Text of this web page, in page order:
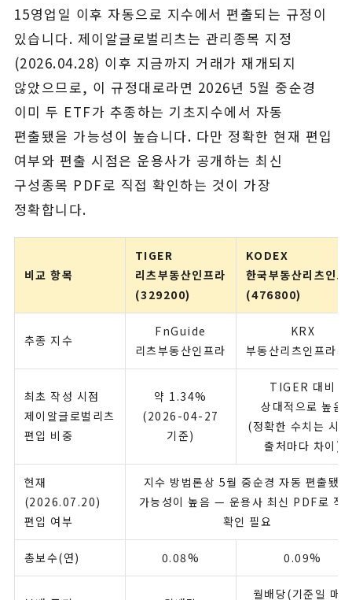
15영업일 이후 자동으로 지수에서 편출되는 규정이
있습니다. 제이알글로벌리츠는 관리종목 지정
(2026.04.28) 이후 지금까지 거래가 재개되지
않았으므로, 이 규정대로라면 2026년 5월 중순경
이미 두 ETF가 추종하는 기초지수에서 자동
편출됐을 가능성이 높습니다. 다만 정확한 현재 편입
여부와 편출 시점은 운용사가 공개하는 최신
구성종목 PDF로 직접 확인하는 것이 가장
정확합니다.
비교 항목
TIGER
리츠부동산인프라
(329200)
KODEX
한국부동산리츠인프
(476800)
추종 지수
FnGuide
리츠부동산인프라
KRX
부동산리츠인프라지
최초 작성 시점
제이알글로벌리츠
편입 비중
약 1.34%
(2026-04-27
기준)
TIGER 대비
상대적으로 높음
(정확한 수치는 시
출처마다 차이)
현재
(2026.07.20)
편입 여부
지수 방법론상 5월 중순경 자동 편출됐을
가능성이 높음 — 운용사 최신 PDF로 직
확인 필요
총보수(연) 0.08% 0.09%
월배당(기준일 매월